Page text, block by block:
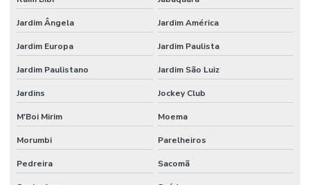
RESIDENCIAL
DF
AUTOMAÇÃO
RESIDENCIAL
DOMOTICA
AUTOMAÇÃO
RESIDENCIAL
PARA
ECONOMIA DE
ENERGIA
AUTOMAÇÃO
RESIDENCIAL
Jardim Ângela Jardim América
Jardim Europa Jardim Paulista
Jardim Paulistano Jardim São Luiz
Jardins Jockey Club
M'Boi Mirim Moema
Morumbi Parelheiros
Pedreira Sacomã